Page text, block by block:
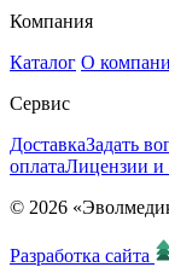
Компания
Каталог О
Сервис
ДоставкаЗадать
оплатаЛицензии и
© 2026
Разработка сайта